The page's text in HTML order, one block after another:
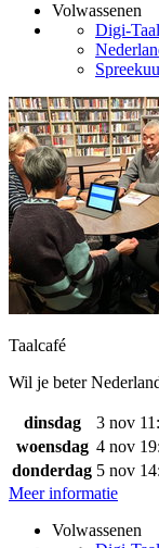
Volwassenen
Digi-
Taalcafé
Wil je beter
dinsdag 3 nov
woensdag 4 nov
donderdag 5 nov
Meer informatie
Volwassenen